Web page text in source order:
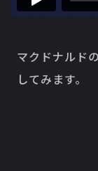
マクドナルド
してみます。